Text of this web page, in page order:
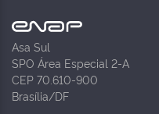
Asa Sul
SPO Área Especial 2-A
CEP 70.610-900
Brasília/DF